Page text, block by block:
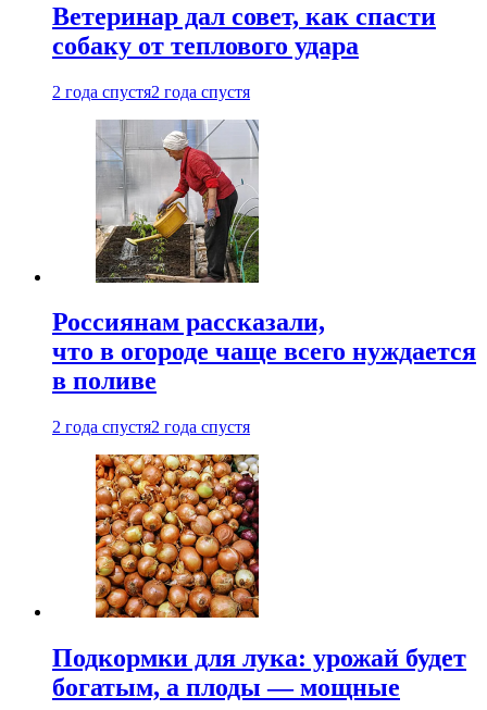
Ветеринар дал совет, как спасти
собаку от теплового удара
2 года спустя2 года спустя
Россиянам рассказали,
что в огороде чаще всего нуждается
в поливе
2 года спустя2 года спустя
Подкормки для лука: урожай будет
богатым, а плоды — мощные